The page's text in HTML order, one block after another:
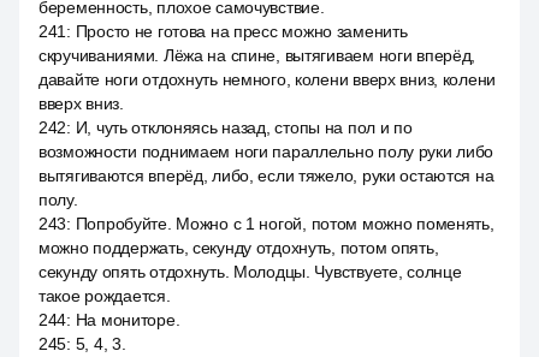
беременность, плохое самочувствие.
241 : Просто не готова на пресс можно заменить
скручиваниями. Лёжа на спине, вытягиваем ноги вперёд,
давайте ноги отдохнуть немного, колени вверх вниз, колени
вверх вниз.
242: И, чуть отклоняясь назад, стопы на пол и по
возможности поднимаем ноги параллельно полу руки либо
вытягиваются вперёд, либо, если тяжело, руки остаются на
полу.
243: Попробуйте. Можно с 1 ногой, потом можно поменять,
можно поддержать, секунду отдохнуть, потом опять,
секунду опять отдохнуть. Молодцы. Чувствуете, солнце
такое рождается.
244: На мониторе.
245: 5, 4, 3.